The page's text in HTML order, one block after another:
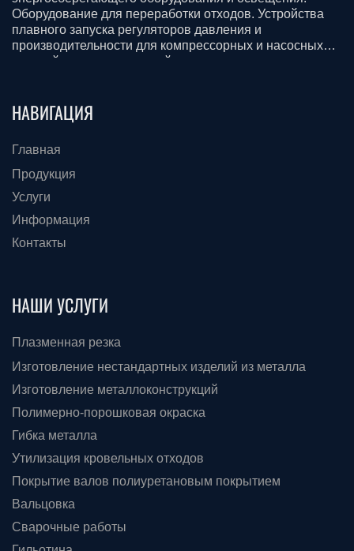
Оборудование для переработки отходов. Устройства
плавного запуска регуляторов давления и
производительности для компрессорных и насосных
станций для всех отраслей промышленности.
НАВИГАЦИЯ
Главная
Продукция
Услуги
Информация
Контакты
НАШИ УСЛУГИ
Плазменная резка
Изготовление нестандартных изделий из металла
Изготовление металлоконструкций
Полимерно-порошковая окраска
Гибка металла
Утилизация кровельных отходов
Покрытие валов полиуретановым покрытием
Вальцовка
Сварочные работы